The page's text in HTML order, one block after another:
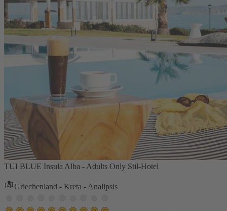
TUI BLUE Insula Alba - Adults Only Stil-Hotel
Griechenland - Kreta - Analipsis